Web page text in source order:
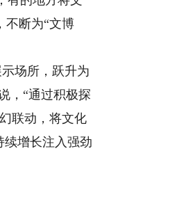
不断为“文博
场所，跃升为
，“通过积极探
联动，将文化
增长注入强劲